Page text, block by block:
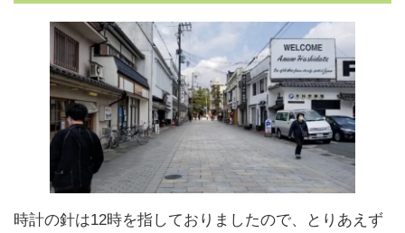
時計の針は12時を指しておりましたので、とりあえず